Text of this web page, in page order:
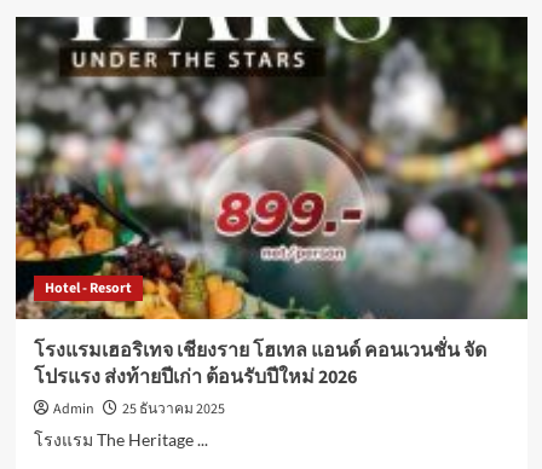
วาเลนไทน์
ปี
นี้
เลือก
ฉลอง
ใน
แบบ
ของ
คุณ
กับ
Love
Overload
ที่
โรง
มอ
วานี
รัช
กรุงเทพฯ
Hotel - Resort
โรงแรมเฮอริเทจ เชียงราย โฮเทล แอนด์ คอนเวนชั่น จัด
โปรแรง ส่งท้ายปีเก่า ต้อนรับปีใหม่ 2026
Admin
25 ธันวาคม 2025
โรงแรม The Heritage ...